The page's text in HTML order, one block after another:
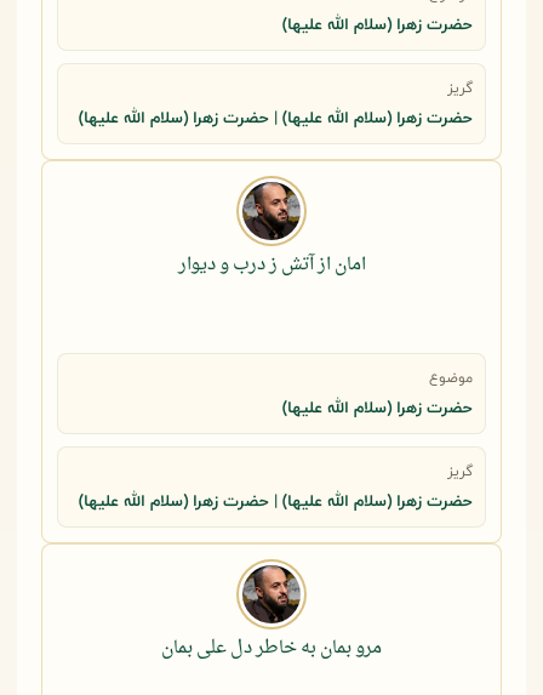
حضرت زهرا (سلام الله علیها)
گریز
حضرت زهرا (سلام الله علیها) | حضرت زهرا (سلام الله علیها)
امان از آتش ز درب و دیوار
موضوع
حضرت زهرا (سلام الله علیها)
گریز
حضرت زهرا (سلام الله علیها) | حضرت زهرا (سلام الله علیها)
مرو بمان به خاطر دل علی بمان